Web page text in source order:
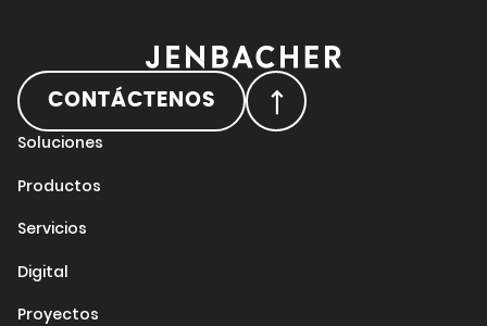
CONTÁCTENOS
Soluciones
Productos
Servicios
Digital
Proyectos